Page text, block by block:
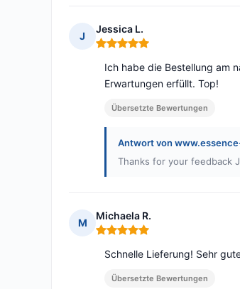
J
Jessica L.
Hinweis: 5 von 5
Ich habe die Bestellung am
Erwartungen erfüllt. Top!
Übersetzte Bewertungen
Antwort von
Thanks for your feedback
M
Michaela R.
Hinweis: 5 von 5
Schnelle Lieferung! Sehr
Übersetzte Bewertungen